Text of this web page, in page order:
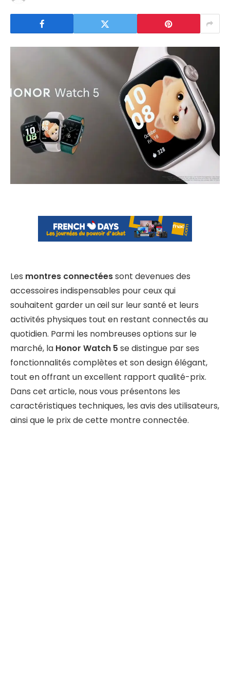
Les montres connectéessont devenues des
accessoires indispensables pour ceux qui
souhaitent garder un œil sur leur santé et leurs
activités physiques tout en restant connectés au
quotidien. Parmi les nombreuses options sur le
marché, la Honor Watch 5 se distingue par ses
fonctionnalités complètes et son design élégant,
tout en offrant un excellent rapport qualité-prix.
Dans cet article, nous vous présentons les
caractéristiques techniques, les avis des utilisateurs,
ainsi que le prix de cette montre connectée.